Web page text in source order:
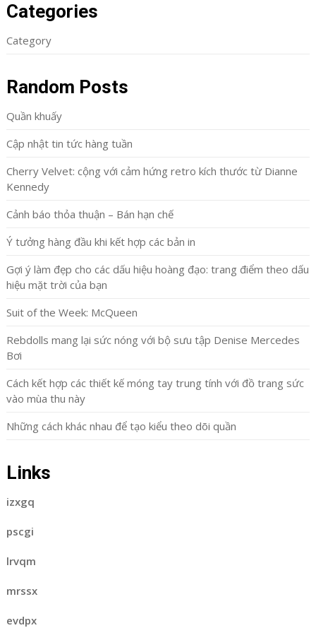
Categories
Category
Random Posts
Quần khuấy
Cập nhật tin tức hàng tuần
Cherry Velvet: cộng với cảm hứng retro kích thước từ Dianne
Kennedy
Cảnh báo thỏa thuận – Bán hạn chế
Ý tưởng hàng đầu khi kết hợp các bản in
Gợi ý làm đẹp cho các dấu hiệu hoàng đạo: trang điểm theo dấu
hiệu mặt trời của bạn
Suit of the Week: McQueen
Rebdolls mang lại sức nóng với bộ sưu tập Denise Mercedes
Bơi
Cách kết hợp các thiết kế móng tay trung tính với đồ trang sức
vào mùa thu này
Những cách khác nhau để tạo kiểu theo dõi quần
Links
izxgq
pscgi
lrvqm
mrssx
evdpx